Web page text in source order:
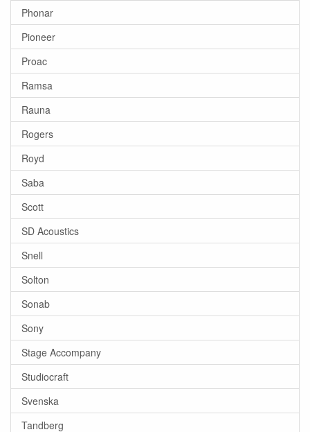
Phonar
Pioneer
Proac
Ramsa
Rauna
Rogers
Royd
Saba
Scott
SD Acoustics
Snell
Solton
Sonab
Sony
Stage Accompany
Studiocraft
Svenska
Tandberg